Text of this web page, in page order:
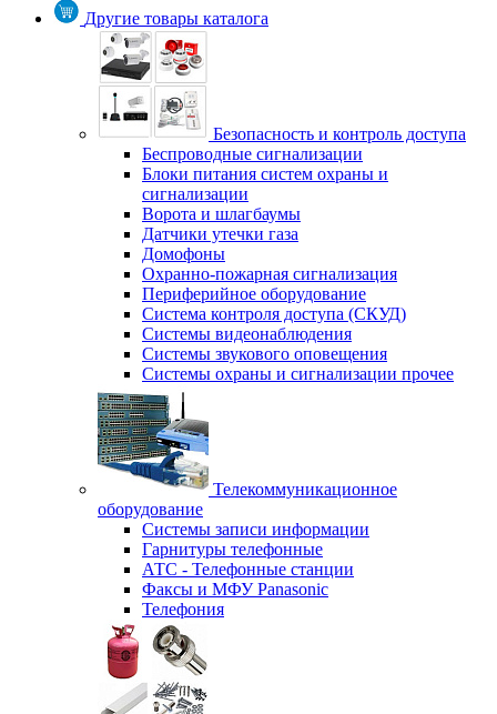
Другие товары каталога
Безопасность и контроль доступа
Беспроводные сигнализации
Блоки питания систем охраны и
сигнализации
Ворота и шлагбаумы
Датчики утечки газа
Домофоны
Охранно-пожарная сигнализация
Периферийное оборудование
Система контроля доступа (СКУД)
Системы видеонаблюдения
Системы звукового оповещения
Системы охраны и сигнализации прочее
Телекоммуникационное
оборудование
Системы записи информации
Гарнитуры телефонные
АТС - Телефонные станции
Факсы и МФУ Panasonic
Телефония